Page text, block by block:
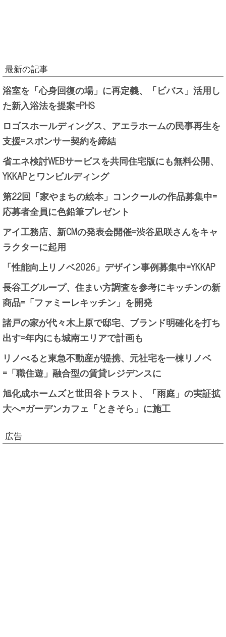
最新の記事
浴室を「心身回復の場」に再定義、「ビバス」活用し
た新入浴法を提案=PHS
ロゴスホールディングス、アエラホームの民事再生を
支援=スポンサー契約を締結
省エネ検討WEBサービスを共同住宅版にも無料公開、
YKKAPとワンビルディング
第22回「家やまちの絵本」コンクールの作品募集中=
応募者全員に色鉛筆プレゼント
アイ工務店、新CMの発表会開催=渋谷凪咲さんをキャ
ラクターに起用
「性能向上リノベ2026」デザイン事例募集中=YKKAP
長谷工グループ、住まい方調査を参考にキッチンの新
商品=「ファミーレキッチン」を開発
諸戸の家が代々木上原で邸宅、ブランド明確化を打ち
出す=年内にも城南エリアで計画も
リノべると東急不動産が提携、元社宅を一棟リノベ
=「職住遊」融合型の賃貸レジデンスに
旭化成ホームズと世田谷トラスト、「雨庭」の実証拡
大へ=ガーデンカフェ「ときそら」に施工
広告